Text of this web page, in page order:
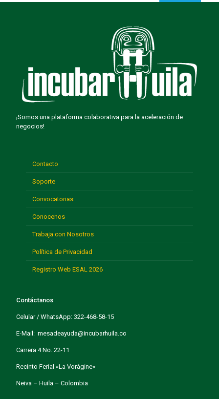
¡Somos una plataforma colaborativa para la aceleración de
negocios!
Contacto
Soporte
Convocatorias
Conocenos
Trabaja con Nosotros
Política de Privacidad
Registro Web ESAL 2026
Contáctanos
Celular / WhatsApp: 322-468-58-15
E-Mail: mesadeayuda@incubarhuila.co
Carrera 4 No. 22-11
Recinto Ferial «La Vorágine»
Neiva – Huila – Colombia